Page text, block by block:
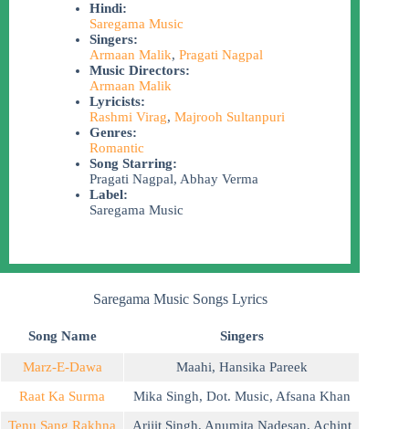
Hindi:
Saregama Music
Singers:
Armaan Malik, Pragati Nagpal
Music Directors:
Armaan Malik
Lyricists:
Rashmi Virag, Majrooh Sultanpuri
Genres:
Romantic
Song Starring:
Pragati Nagpal, Abhay Verma
Label:
Saregama Music
Saregama Music Songs Lyrics
Song Name Singers
Marz-E-Dawa Maahi, Hansika Pareek
Raat Ka Surma
Mika Singh, Dot. Music, Afsana Khan
Tenu Sang Rakhna
Arijit Singh, Anumita Nadesan, Achint